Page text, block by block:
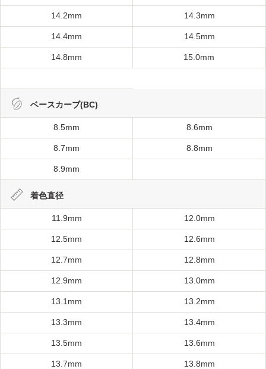
14.2mm 14.3mm
14.4mm 14.5mm
14.8mm 15.0mm
ベースカーブ(BC)
8.5mm 8.6mm
8.7mm 8.8mm
8.9mm
着色直径
11.9mm 12.0mm
12.5mm 12.6mm
12.7mm 12.8mm
12.9mm 13.0mm
13.1mm 13.2mm
13.3mm 13.4mm
13.5mm 13.6mm
13.7mm 13.8mm